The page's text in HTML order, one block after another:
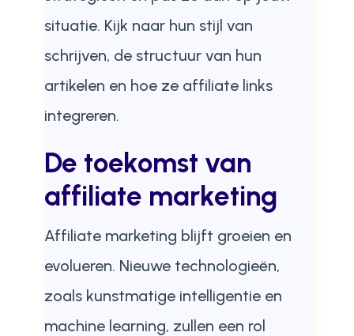
situatie. Kijk naar hun stijl van
schrijven, de structuur van hun
artikelen en hoe ze affiliate links
integreren.
De toekomst van
affiliate marketing
Affiliate marketing blijft groeien en
evolueren. Nieuwe technologieën,
zoals kunstmatige intelligentie en
machine learning, zullen een rol